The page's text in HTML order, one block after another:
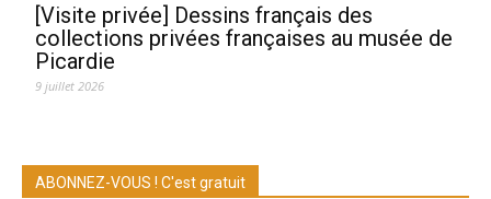
[Visite privée] Dessins français des
collections privées françaises au musée de
Picardie
9 juillet 2026
ABONNEZ-VOUS ! C'est gratuit